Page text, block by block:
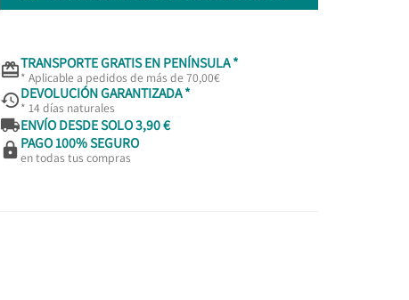
TRANSPORTE GRATIS EN PENÍNSULA *
* Aplicable a pedidos de más de 70,00€
DEVOLUCIÓN GARANTIZADA *
* 14 días naturales
ENVÍO DESDE SOLO 3,90 €
 PAGO 100% SEGURO
en todas tus compras